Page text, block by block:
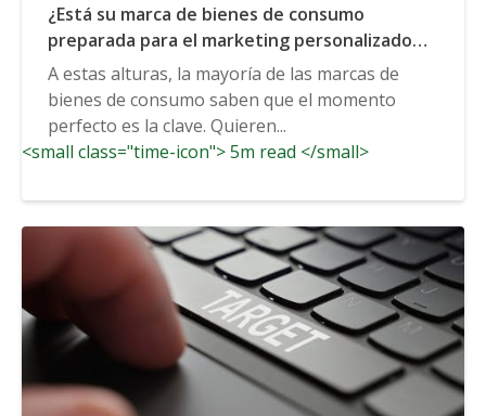
¿Está su marca de bienes de consumo
preparada para el marketing personalizado
2.0?
A estas alturas, la mayoría de las marcas de
bienes de consumo saben que el momento
perfecto es la clave. Quieren...
<small class="time-icon"> 5m read </small>